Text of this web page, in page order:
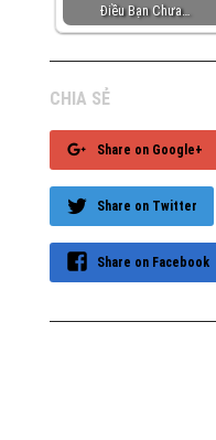
Điều Bạn Chưa…
CHIA SẺ
Share on Google+
Share on Twitter
Share on Facebook